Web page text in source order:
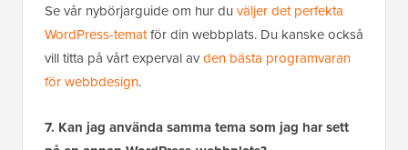
Se vår nybörjarguide om hur du väljer det perfekta
WordPress-tematför din webbplats. Du kanske också
vill titta på vårt experval avden bästa programvaran
för webbdesign.
7. Kan jag använda samma tema som jag har sett